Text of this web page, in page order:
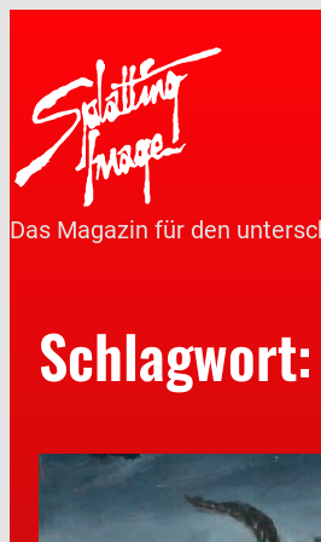
Das Magazin für den
Schlagwort: